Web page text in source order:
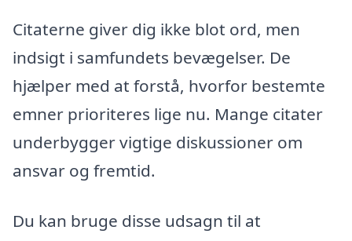
Citaterne giver dig ikke blot ord, men
indsigt i samfundets bevægelser. De
hjælper med at forstå, hvorfor bestemte
emner prioriteres lige nu. Mange citater
underbygger vigtige diskussioner om
ansvar og fremtid.
Du kan bruge disse udsagn til at